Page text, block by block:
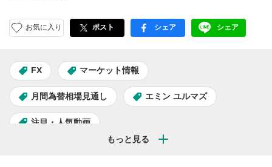
お気に入り ポスト facebook
シェア LINE
シェア
FX マーケット情報
月間為替相場見通し エミン ユルマズ
注目・人気動画